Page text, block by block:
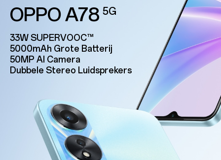
OPPO A78 5G
33W SUPERVOOC™
5000mAh Grote Batterij
50MP AI Camera
Dubbele Stereo Luidsprekers